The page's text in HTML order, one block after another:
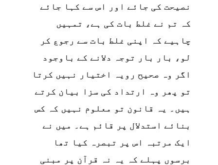
نصیحت کی جائے اور اس سے کہا جائے
کہ تم نے غلط بات کی ہے، تمہیں
چاہیے کہ اپنی غلط بات سے رجوع کر
لو، بار بار توجہ دلانے کے باوجود
اگر وہ صحیح رویہ اختیار نہیں کرتا
تو پھر وہ ارتداد کی سزا بیان کرتے
ہیں۔ یہ قانون تو معلوم نہیں کہ کس
بنائے استدلال پر قائم ہے۔ میں نے
ایک مرتبہ اس پر تبصرہ کیا تھا
برسوں پہلے کہ یہ نہ قرآن پر مبنی